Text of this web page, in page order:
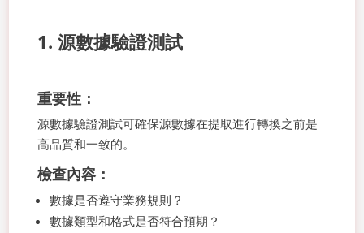
1. 源數據驗證測試
重要性：
源數據驗證測試可確保源數據在提取進行轉換之前是
高品質和一致的。
檢查內容：
數據是否遵守業務規則？
數據類型和格式是否符合預期？